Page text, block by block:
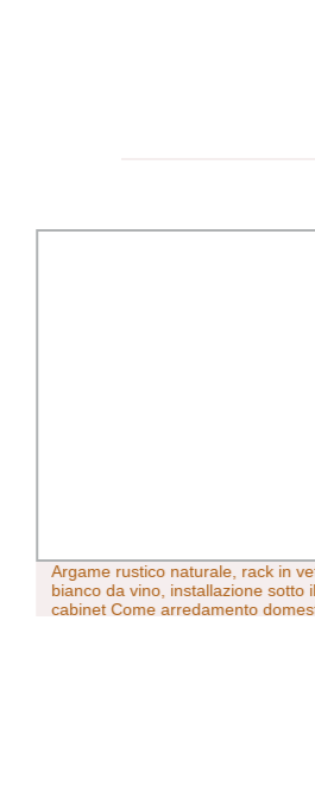
Argame rustico naturale, rack in
bianco da vino, installazione sotto il
cabinet Come arredamento